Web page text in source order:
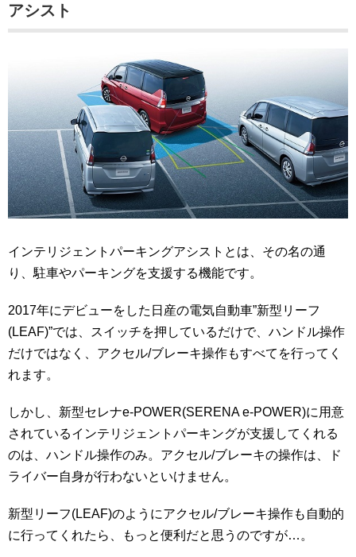
アシスト
インテリジェントパーキングアシストとは、その名の通
り、駐車やパーキングを支援する機能です。
2017年にデビューをした日産の電気自動車”新型リーフ
(LEAF)”では、スイッチを押しているだけで、ハンドル操作
だけではなく、アクセル/ブレーキ操作もすべてを行ってく
れます。
しかし、新型セレナe-POWER(SERENA e-POWER)に用意
されているインテリジェントパーキングが支援してくれる
のは、ハンドル操作のみ。アクセル/ブレーキの操作は、ド
ライバー自身が行わないといけません。
新型リーフ(LEAF)のようにアクセル/ブレーキ操作も自動的
に行ってくれたら、もっと便利だと思うのですが…。